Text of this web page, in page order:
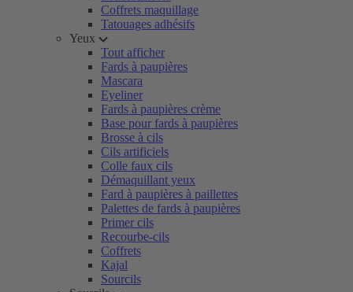
Coffrets maquillage
Tatouages adhésifs
Yeux
Tout afficher
Fards à paupières
Mascara
Eyeliner
Fards à paupières crème
Base pour fards à paupières
Brosse à cils
Cils artificiels
Colle faux cils
Démaquillant yeux
Fard à paupières à paillettes
Palettes de fards à paupières
Primer cils
Recourbe-cils
Coffrets
Kajal
Sourcils